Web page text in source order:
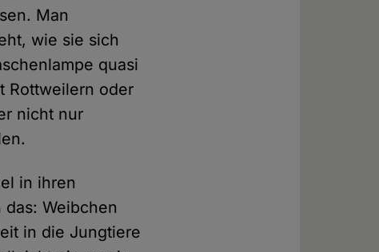
Man
wie sie sich
quasi
Rottweilern oder
nicht nur
in ihren
Weibchen
in die Jungtiere